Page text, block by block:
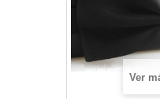
Ver